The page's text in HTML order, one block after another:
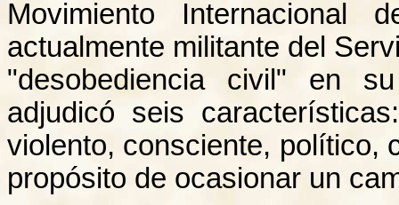
Movimiento
actualmente militante del
"desobediencia civil" en
adjudicó seis
violento, consciente, político,
propósito de ocasionar un